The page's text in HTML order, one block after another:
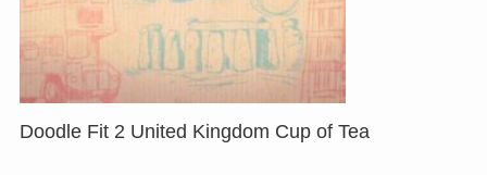
Doodle Fit 2 United Kingdom Cup of Tea